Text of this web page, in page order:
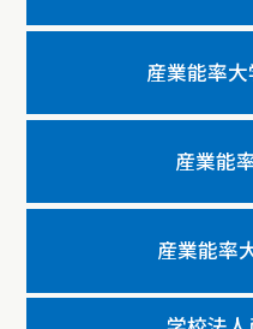
産業能率
産業能
産業能率